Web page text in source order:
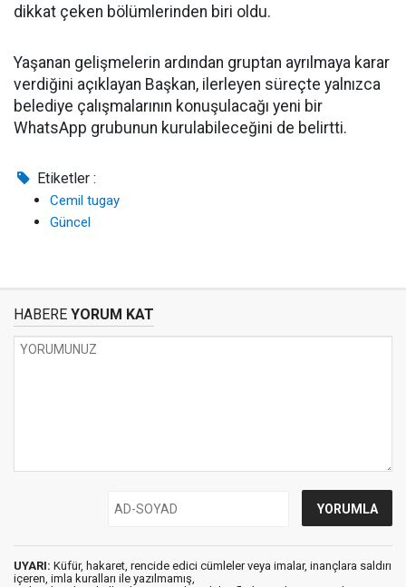
dikkat çeken bölümlerinden biri oldu.
Yaşanan gelişmelerin ardından gruptan ayrılmaya karar
verdiğini açıklayan Başkan, ilerleyen süreçte yalnızca
belediye çalışmalarının konuşulacağı yeni bir
WhatsApp grubunun kurulabileceğini de belirtti.
Etiketler :
Cemil tugay
Güncel
HABERE YORUM KAT
UYARI: Küfür, hakaret, rencide edici cümleler veya imalar, inançlara saldırı
içeren, imla kuralları ile yazılmamış,